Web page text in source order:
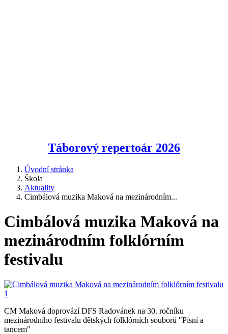
Táborový repertoár 2026
Úvodní stránka
Škola
Aktuality
Cimbálová muzika Maková na mezinárodním...
Cimbálová muzika Maková na
mezinárodním folklórním
festivalu
CM Maková doprovází DFS Radovánek na 30. ročníku
mezinárodního festivalu dětských folklórních souborů "Písní a
tancem"